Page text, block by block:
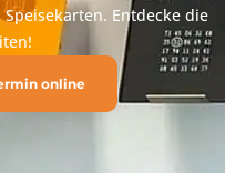
Entdecke die
online